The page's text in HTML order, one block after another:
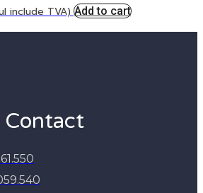
include TVA) Add to cart
Contact